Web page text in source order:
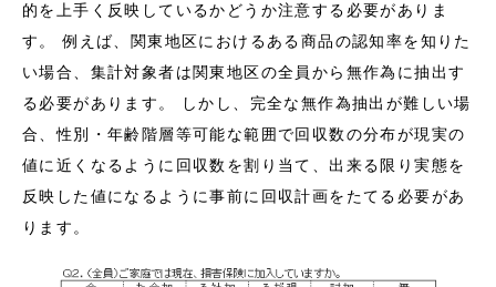
的を上手く反映しているかどうか注意する必要がありま
す。 例えば、関東地区におけるある商品の認知率を知りた
い場合、集計対象者は関東地区の全員から無作為に抽出す
る必要があります。 しかし、完全な無作為抽出が難しい場
合、性別・年齢階層等可能な範囲で回収数の分布が現実の
値に近くなるように回収数を割り当て、出来る限り実態を
反映した値になるように事前に回収計画をたてる必要があ
ります。